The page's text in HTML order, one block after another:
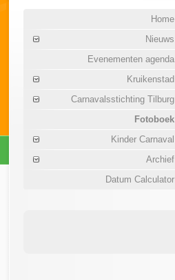
Home
Nieuws
Evenementen agenda
Kruikenstad
Carnavalsstichting Tilburg
Fotoboek
Kinder Carnaval
Archief
Datum Calculator